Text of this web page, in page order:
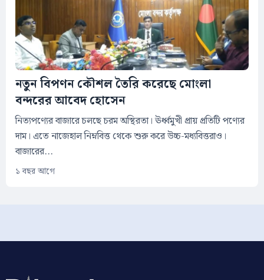
নতুন বিপণন কৌশল তৈরি করেছে মোংলা
বন্দরের আবেদ হোসেন
নিত্যপণ্যের বাজারে চলছে চরম অস্থিরতা। ঊর্ধ্বমুখী প্রায় প্রতিটি পণ্যের
দাম। এতে নাজেহাল নিম্নবিত্ত থেকে শুরু করে উচ্চ-মধ্যবিত্তরাও।
বাজারের...
১ বছর আগে